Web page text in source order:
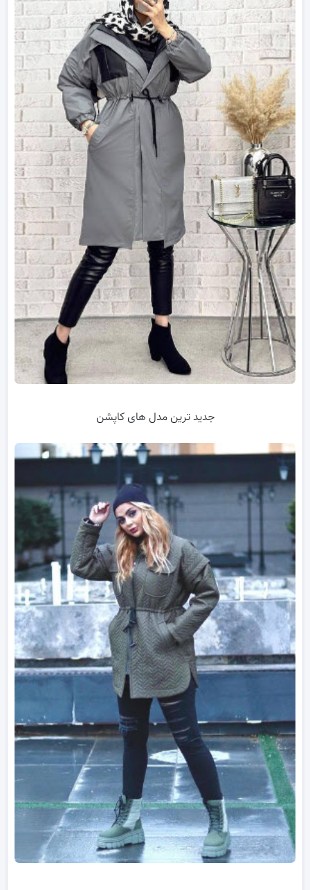
جدید ترین مدل های کاپشن